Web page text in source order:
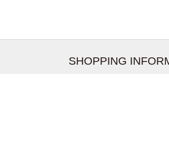
SHOPPING